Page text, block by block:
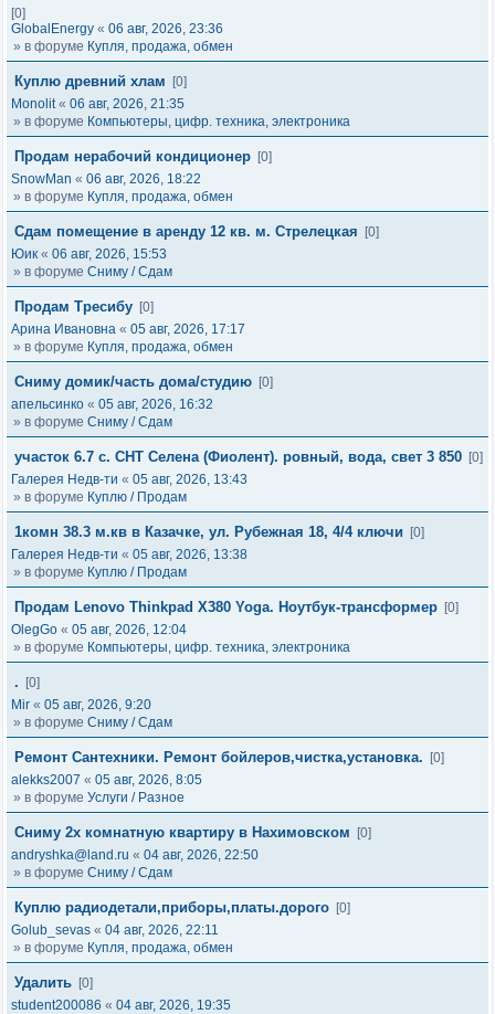
[0]
GlobalEnergy « 06 авг, 2026, 23:36
» в форуме Купля, продажа, обмен
Куплю древний хлам
[0]
Monolit« 06 авг, 2026, 21:35
» в форуме Компьютеры, цифр. техника, электроника
Продам нерабочий кондиционер [0]
SnowMan « 06 авг, 2026, 18:22
» в форуме Купля, продажа, обмен
Сдам помещение в аренду 12 кв. м. Стрелецкая
[0]
Юик « 06 авг, 2026, 15:53
» в форуме Сниму / Сдам
Продам Тресибу [0]
Арина Ивановна « 05 авг, 2026, 17:17
» в форуме Купля, продажа, обмен
Сниму домик/часть дома/студию [0]
апельсинко « 05 авг, 2026, 16:32
» в форуме Сниму / Сдам
участок 6.7 с. СНТ Селена (Фиолент). ровный, вода, свет 3 850 [0]
Галерея Недв-ти « 05 авг, 2026, 13:43
» в форуме Куплю / Продам
1комн 38.3 м.кв в Казачке, ул. Рубежная 18, 4/4 ключи
[0]
Галерея Недв-ти « 05 авг, 2026, 13:38
» в форуме Куплю / Продам
Продам Lenovo Thinkpad X380 Yoga. Ноутбук-трансформер [0]
OlegGo « 05 авг, 2026, 12:04
» в форуме Компьютеры, цифр. техника, электроника
.
[0]
Mir « 05 авг, 2026, 9:20
» в форуме Сниму / Сдам
Ремонт Сантехники. Ремонт бойлеров,чистка,установка.
[0]
alekks2007 « 05 авг, 2026, 8:05
» в форуме Услуги / Разное
Сниму 2х комнатную квартиру в Нахимовском
[0]
andryshka@land.ru « 04 авг, 2026, 22:50
» в форуме Сниму / Сдам
Куплю радиодетали,приборы,платы.дорого [0]
Golub_sevas « 04 авг, 2026, 22:11
» в форуме Купля, продажа, обмен
Удалить [0]
student200086 « 04 авг, 2026, 19:35